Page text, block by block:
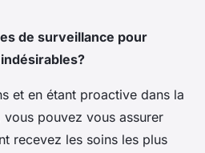
de surveillance pour
et en étant proactive dans la
pouvez vous assurer
recevez les soins les plus